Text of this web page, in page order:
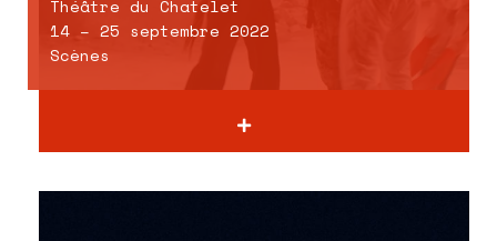
Théâtre du Chatelet
14 – 25 septembre 2022
Scènes